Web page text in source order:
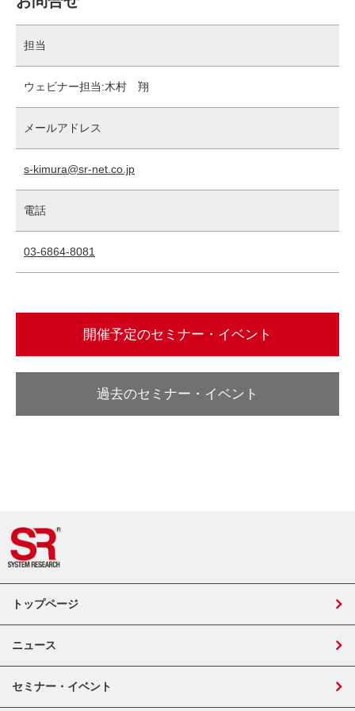
担当
ウェビナー担当:木村 翔
メールアドレス
s-kimura@sr-net.co.jp
電話
03-6864-8081
開催予定のセミナー・イベント
過去のセミナー・イベント
トップページ
ニュース
セミナー・イベント